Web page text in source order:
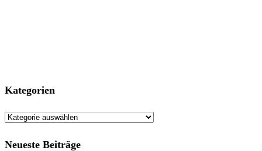
Kategorien
Kategorien
Neueste Beiträge